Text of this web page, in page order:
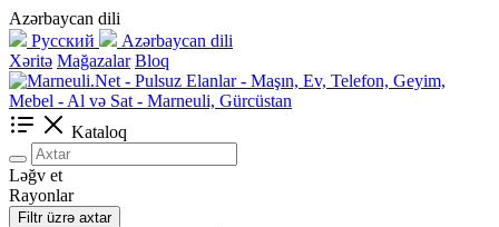
Azərbaycan dili
Русский
Azərbaycan dili
Xəritə Mağazalar Bloq
Kataloq
Ləğv et
Rayonlar
Filtr üzrə axtar